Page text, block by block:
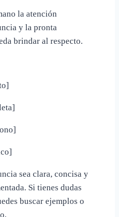
la atención
y la pronta
brindar al respecto.
sea clara, concisa y
Si tienes dudas
buscar ejemplos o